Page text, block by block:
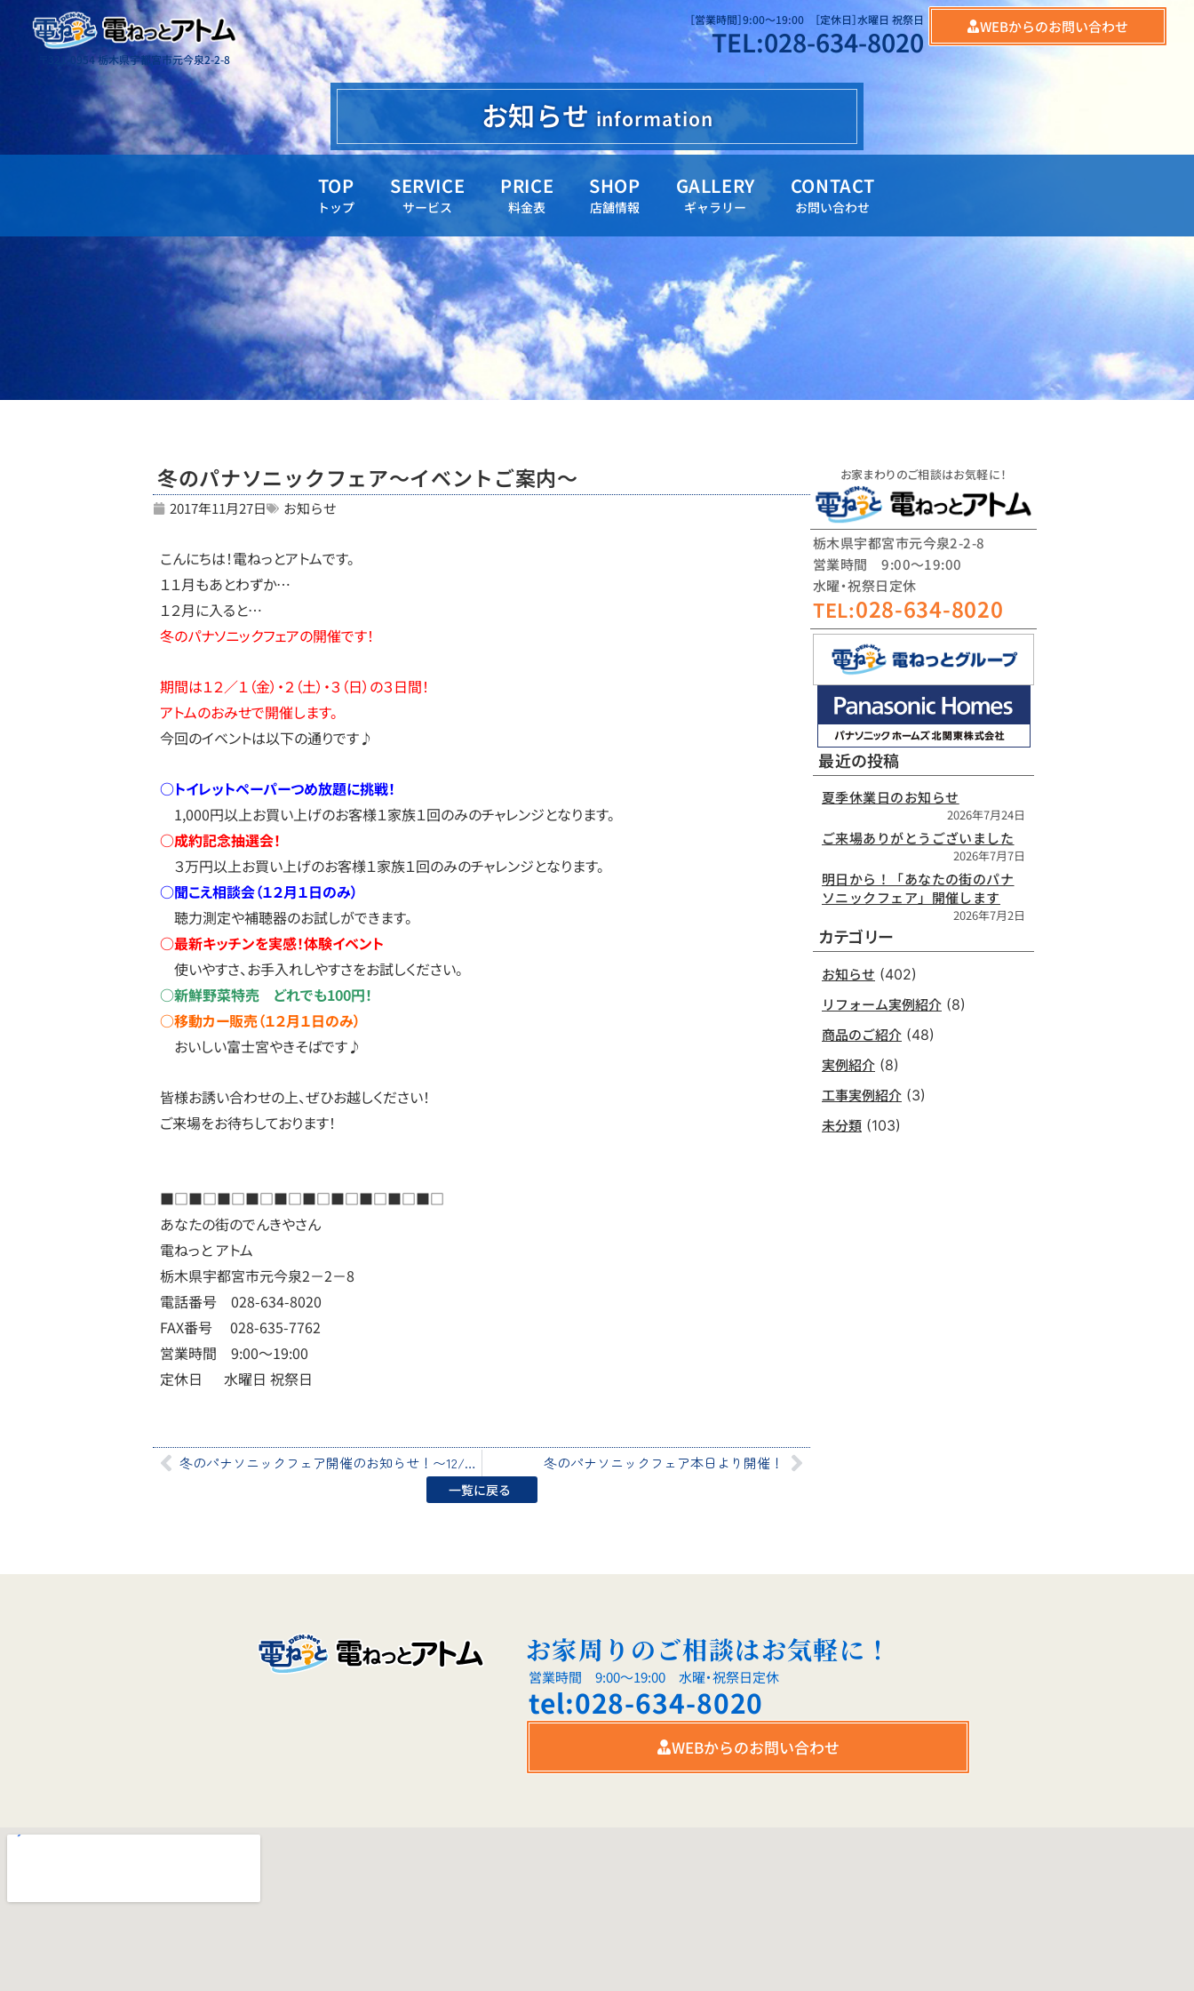
〒321-0954 栃木県宇都宮市元今泉2-2-8
［営業時間］9:00～19:00 ［定休日］水曜日 祝祭日
TEL:028-634-8020 WEBからのお問い合わせ
お知らせ information
TOP
トップ
SERVICE
サービス
PRICE
料金表
SHOP
店舗情報
GALLERY
ギャラリー
CONTACT
お問い合わせ
電ねっとアトム 栃木県宇都宮市元今泉2-2-8 ［営業時間］9:00～19:00 ［定休日］水曜日 祝祭日 TEL: 028-634-8020
TOP
トップ
SERVICE
サービス
CONTACT
お問い合わせ
冬のパナソニックフェア〜イベントご案内〜
2017年11月27日 お知らせ
こんにちは！電ねっとアトムです。
１１月もあとわずか…
１２月に入ると…
冬のパナソニックフェアの開催です！
期間は１２／１（金）・２（土）・３（日）の３日間！
アトムのおみせで開催します。
今回のイベントは以下の通りです♪
○トイレットペーパーつめ放題に挑戦！
1,000円以上お買い上げのお客様１家族１回のみのチャレンジとなります。
○成約記念抽選会！
３万円以上お買い上げのお客様１家族１回のみのチャレンジとなります。
○聞こえ相談会（１２月１日のみ）
聴力測定や補聴器のお試しができます。
○最新キッチンを実感！体験イベント
使いやすさ、お手入れしやすさをお試しください。
○新鮮野菜特売 どれでも100円！
○移動カー販売（１２月１日のみ）
おいしい富士宮やきそばです♪
皆様お誘い合わせの上、ぜひお越しください！
ご来場をお待ちしております！
■□■□■□■□■□■□■□■□■□■□
あなたの街のでんきやさん
電ねっと アトム
栃木県宇都宮市元今泉2－2－8
電話番号 028-634-8020
FAX番号 028-635-7762
営業時間 9:00～19:00
定休日 水曜日 祝祭日
冬のパナソニックフェア開催のお知らせ！〜12/1・2・3〜 冬のパナソニックフェア本日より開催！
一覧に戻る
お家まわりのご相談はお気軽に！
栃木県宇都宮市元今泉2-2-8
営業時間 9:00～19:00
水曜・祝祭日定休
TEL:028-634-8020
最近の投稿
夏季休業日のお知らせ
2026年7月24日
ご来場ありがとうございました
2026年7月7日
明日から！「あなたの街のパナ
ソニックフェア」開催します
2026年7月2日
カテゴリー
お知らせ (402)
リフォーム実例紹介 (8)
商品のご紹介 (48)
実例紹介 (8)
工事実例紹介 (3)
未分類 (103)
お家周りのご相談はお気軽に！
営業時間 9:00～19:00 水曜・祝祭日定休
tel:028-634-8020
WEBからのお問い合わせ